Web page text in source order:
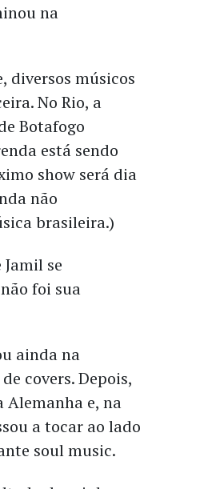
na
diversos músicos
No Rio, a
Botafogo
está sendo
show será dia
não
brasileira.)
se
foi sua
ainda na
covers. Depois,
Alemanha e, na
a tocar ao lado
soul music.